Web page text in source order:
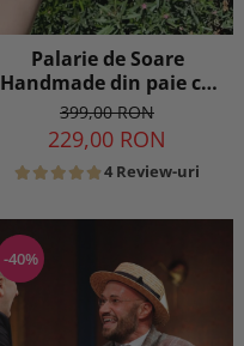
Palarie de Soare
Handmade din paie cu
Bor Lat si bentita
colorata detasabila
399,00 RON
229,00 RON
4 Review-uri
-40%